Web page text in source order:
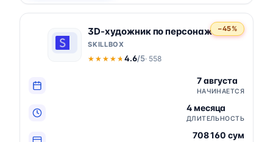
−45%
3D-художник по персонажам
SKILLBOX
★★★★★
★★★★★4.6/5· 558
7 августа
НАЧИНАЕТСЯ
4 месяца
ДЛИТЕЛЬНОСТЬ
708 160 сум